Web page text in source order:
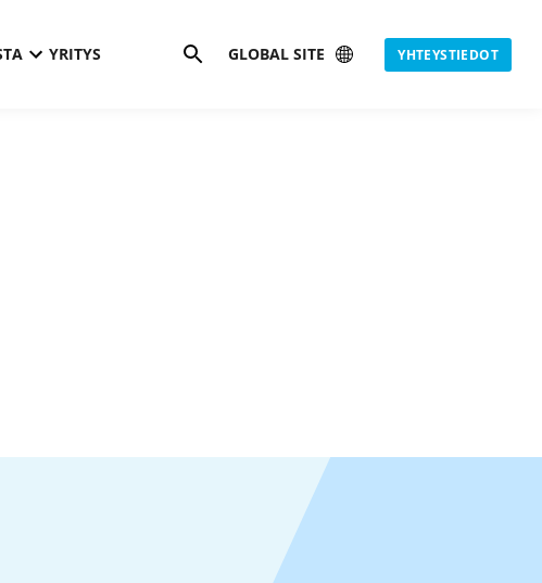
YRITYS Hae GLOBAL SITE YHTEYSTIEDOT